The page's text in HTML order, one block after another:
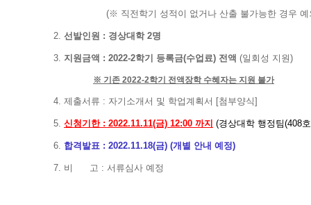
(※ 직전학기 성적이 없거나 산출 불가능한 경우 예외
2. 선발인원 : 경상대학 2명
3. 지원금액 : 2022-2학기 등록금(수업료) 전액 (일회성 지원)
※ 기존 2022-2학기 전액장학 수혜자는 지원 불가
4. 제출서류 : 자기소개서 및 학업계획서 [첨부양식]
5. 신청기한 : 2022.11.11(금) 12:00 까지 (경상대학 행정팀(408
6. 합격발표 : 2022.11.18(금) (개별 안내 예정)
7. 비 고 : 서류심사 예정